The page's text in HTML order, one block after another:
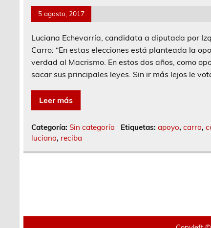
5 agosto, 2017
Luciana Echevarría, candidata a diputada por
Carro: “En estas elecciones está planteada la
verdad al Macrismo. En estos dos años, como
sacar sus principales leyes. Sin ir más lejos le
Leer más
Categoría: Sin categoría Etiquetas: apoyo, carro,
luciana, reciba